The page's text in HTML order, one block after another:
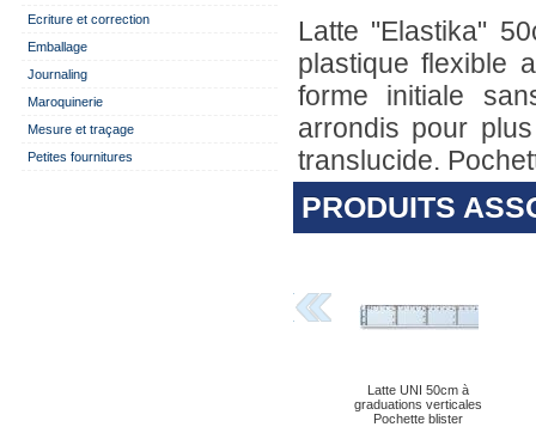
Ecriture et correction
Emballage
Journaling
Maroquinerie
Mesure et traçage
Petites fournitures
Latte "Elastika"
plastique flexible
forme initiale
arrondis pour
translucide.
PRODUITS
Latte UNI 50cm à
graduations verticales
Pochette blister